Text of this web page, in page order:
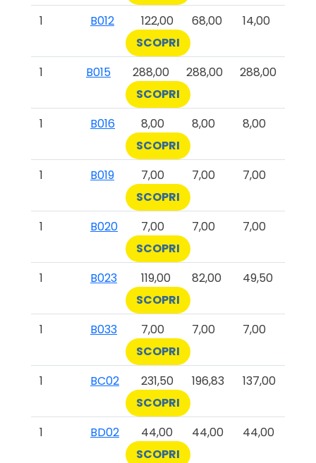
1
B012 122,00 68,00
14,00
SCOPRI
1
B015 288,00 288,00
288,00
SCOPRI
1
B016 8,00 8,00
8,00
SCOPRI
1
B019 7,00 7,00
7,00
SCOPRI
1
B020 7,00 7,00
7,00
SCOPRI
1
B023 119,00 82,00
49,50
SCOPRI
1
B033 7,00 7,00
7,00
SCOPRI
1
BC02 231,50 196,83
137,00
SCOPRI
1
BD02 44,00 44,00
44,00
SCOPRI